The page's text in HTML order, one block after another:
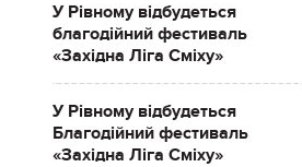
У Рівному відбудеться
благодійний фестиваль
«Західна Ліга Сміху»
У Рівному відбудеться
Благодійний фестиваль
«Західна Ліга Сміху»